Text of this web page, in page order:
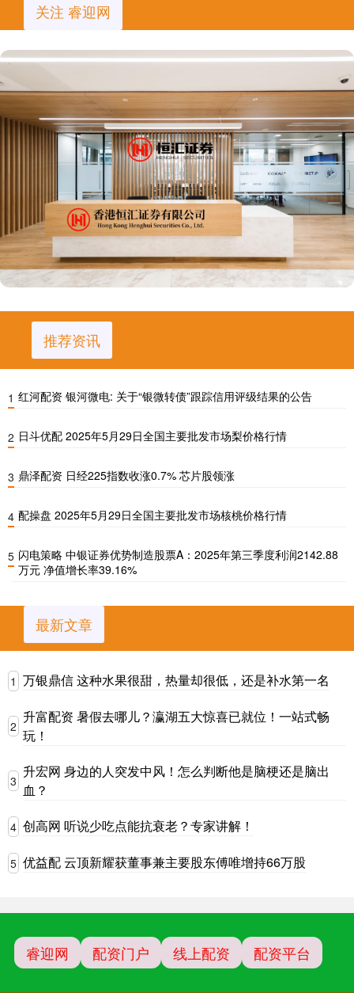
关注 睿迎网
推荐资讯
1 红河配资 银河微电: 关于“银微转债”跟踪信用评级结果的公告
2 日斗优配 2025年5月29日全国主要批发市场梨价格行情
3 鼎泽配资 日经225指数收涨0.7% 芯片股领涨
4 配操盘 2025年5月29日全国主要批发市场核桃价格行情
5 闪电策略 中银证券优势制造股票A：2025年第三季度利润2142.88
万元 净值增长率39.16%
最新文章
1 万银鼎信 这种水果很甜，热量却很低，还是补水第一名
2
升富配资 暑假去哪儿？瀛湖五大惊喜已就位！一站式畅
玩！
3
升宏网 身边的人突发中风！怎么判断他是脑梗还是脑出
血？
4 创高网 听说少吃点能抗衰老？专家讲解！
5 优益配 云顶新耀获董事兼主要股东傅唯增持66万股
睿迎网 配资门户 线上配资 配资平台